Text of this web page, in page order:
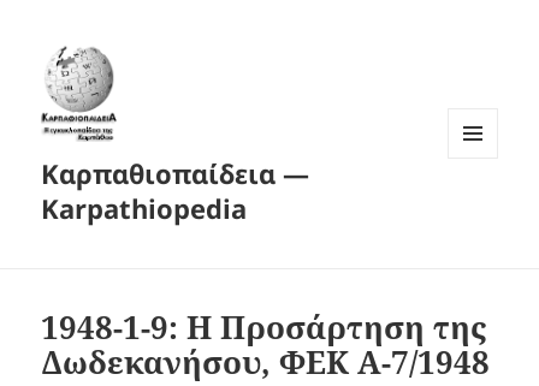
Καρπαθιοπαίδεια —
Karpathiopedia
1948-1-9: Η Προσάρτηση της
Δωδεκανήσου, ΦΕΚ Α-7/1948